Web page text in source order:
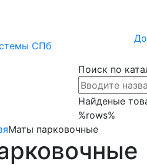
СПб
Поиск по
Найденые
%rows%
Маты парковочные